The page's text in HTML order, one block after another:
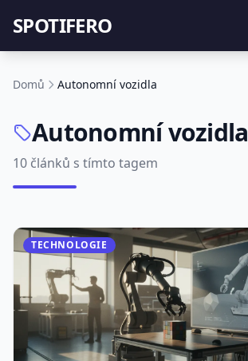
SPOTIFERO
Domů Autonomní vozidla
Autonomní vozidla
10 článků s tímto tagem
TECHNOLOGIE